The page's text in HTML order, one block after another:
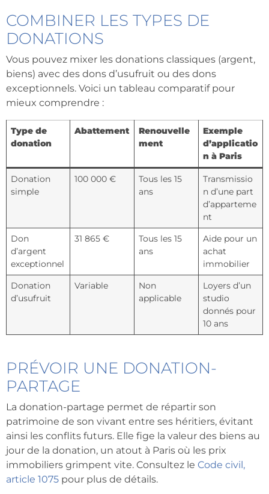
COMBINER LES TYPES DE
DONATIONS
Vous pouvez mixer les donations classiques (argent,
biens) avec des dons d’usufruit ou des dons
exceptionnels. Voici un tableau comparatif pour
mieux comprendre :
Type de
donation
Abattement
Renouvelle
ment
Exemple
d’applicatio
n à Paris
Donation
simple
100 000 €
Tous les 15
ans
Transmissio
n d’une part
d’apparteme
nt
Don
d’argent
exceptionnel
31 865 €
Tous les 15
ans
Aide pour un
achat
immobilier
Donation
d’usufruit
Variable
Non
applicable
Loyers d’un
studio
donnés pour
10 ans
PRÉVOIR UNE DONATION-
PARTAGE
La donation-partage permet de répartir son
patrimoine de son vivant entre ses héritiers, évitant
ainsi les conflits futurs. Elle fige la valeur des biens au
jour de la donation, un atout à Paris où les prix
immobiliers grimpent vite. Consultez le Code civil,
article 1075 pour plus de détails.